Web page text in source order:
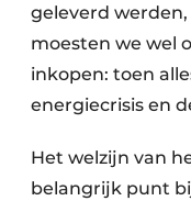
geleverd
moesten we wel
inkopen: toen
energiecrisis en
Het welzijn van
belangrijk punt